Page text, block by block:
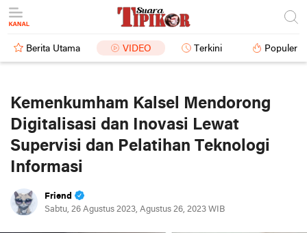
Berita Utama VIDEO Terkini Populer
Kemenkumham Kalsel Mendorong
Digitalisasi dan Inovasi Lewat
Supervisi dan Pelatihan Teknologi
Informasi
Friend
Sabtu, 26 Agustus 2023, Agustus 26, 2023 WIB